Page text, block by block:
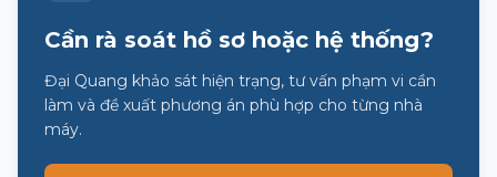
Cần rà soát hồ sơ hoặc hệ thống?
Đại Quang khảo sát hiện trạng, tư vấn phạm vi cần
làm và đề xuất phương án phù hợp cho từng nhà
máy.